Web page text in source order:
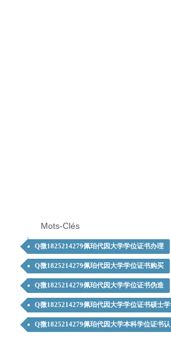
Mots-Clés
Q微1825214279佩珀代因大学学位证书办理
Q微1825214279佩珀代因大学学位证书购买
Q微1825214279佩珀代因大学学位证书伪造
Q微1825214279佩珀代因大学学位证书硕士学
Q微1825214279佩珀代因大学本科学位证书认